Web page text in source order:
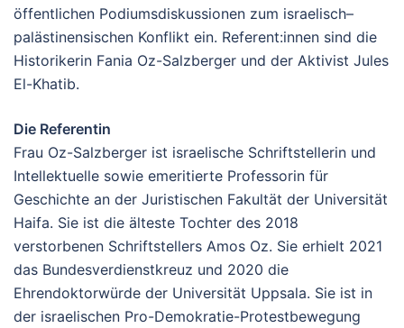
öffentlichen Podiumsdiskussionen zum israelisch–
palästinensischen Konflikt ein. Referent:innen sind die
Historikerin Fania Oz-Salzberger und der Aktivist Jules
El-Khatib.
Die Referentin
Frau Oz-Salzberger ist israelische Schriftstellerin und
Intellektuelle sowie emeritierte Professorin für
Geschichte an der Juristischen Fakultät der Universität
Haifa. Sie ist die älteste Tochter des 2018
verstorbenen Schriftstellers Amos Oz. Sie erhielt 2021
das Bundesverdienstkreuz und 2020 die
Ehrendoktorwürde der Universität Uppsala. Sie ist in
der israelischen Pro-Demokratie-Protestbewegung